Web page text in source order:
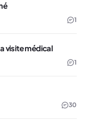
1
visite médical
1
30